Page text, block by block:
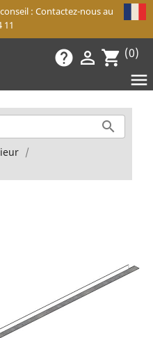
: Contactez-nous au
11
help  shopping_cart (0)

